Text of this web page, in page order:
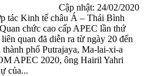
Cập nhật: 24/02/2020
tác Kinh tế châu Á – Thái Bình
chức cao cấp APEC lần thứ
quan đã diễn ra từ ngày 20 đến
phố Putrajaya, Ma-lai-xi-a
APEC 2020, ông Hairil Yahri
của...